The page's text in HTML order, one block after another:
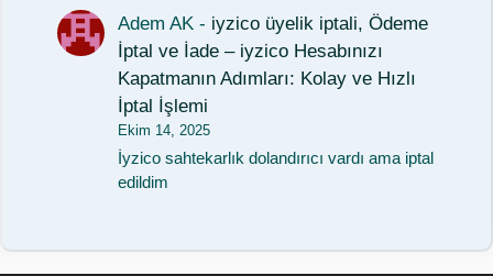
Adem AK - iyzico üyelik iptali, Ödeme
İptal ve İade – iyzico Hesabınızı
Kapatmanın Adımları: Kolay ve Hızlı
İptal İşlemi
Ekim 14, 2025
İyzico sahtekarlık dolandırıcı vardı ama iptal
edildim